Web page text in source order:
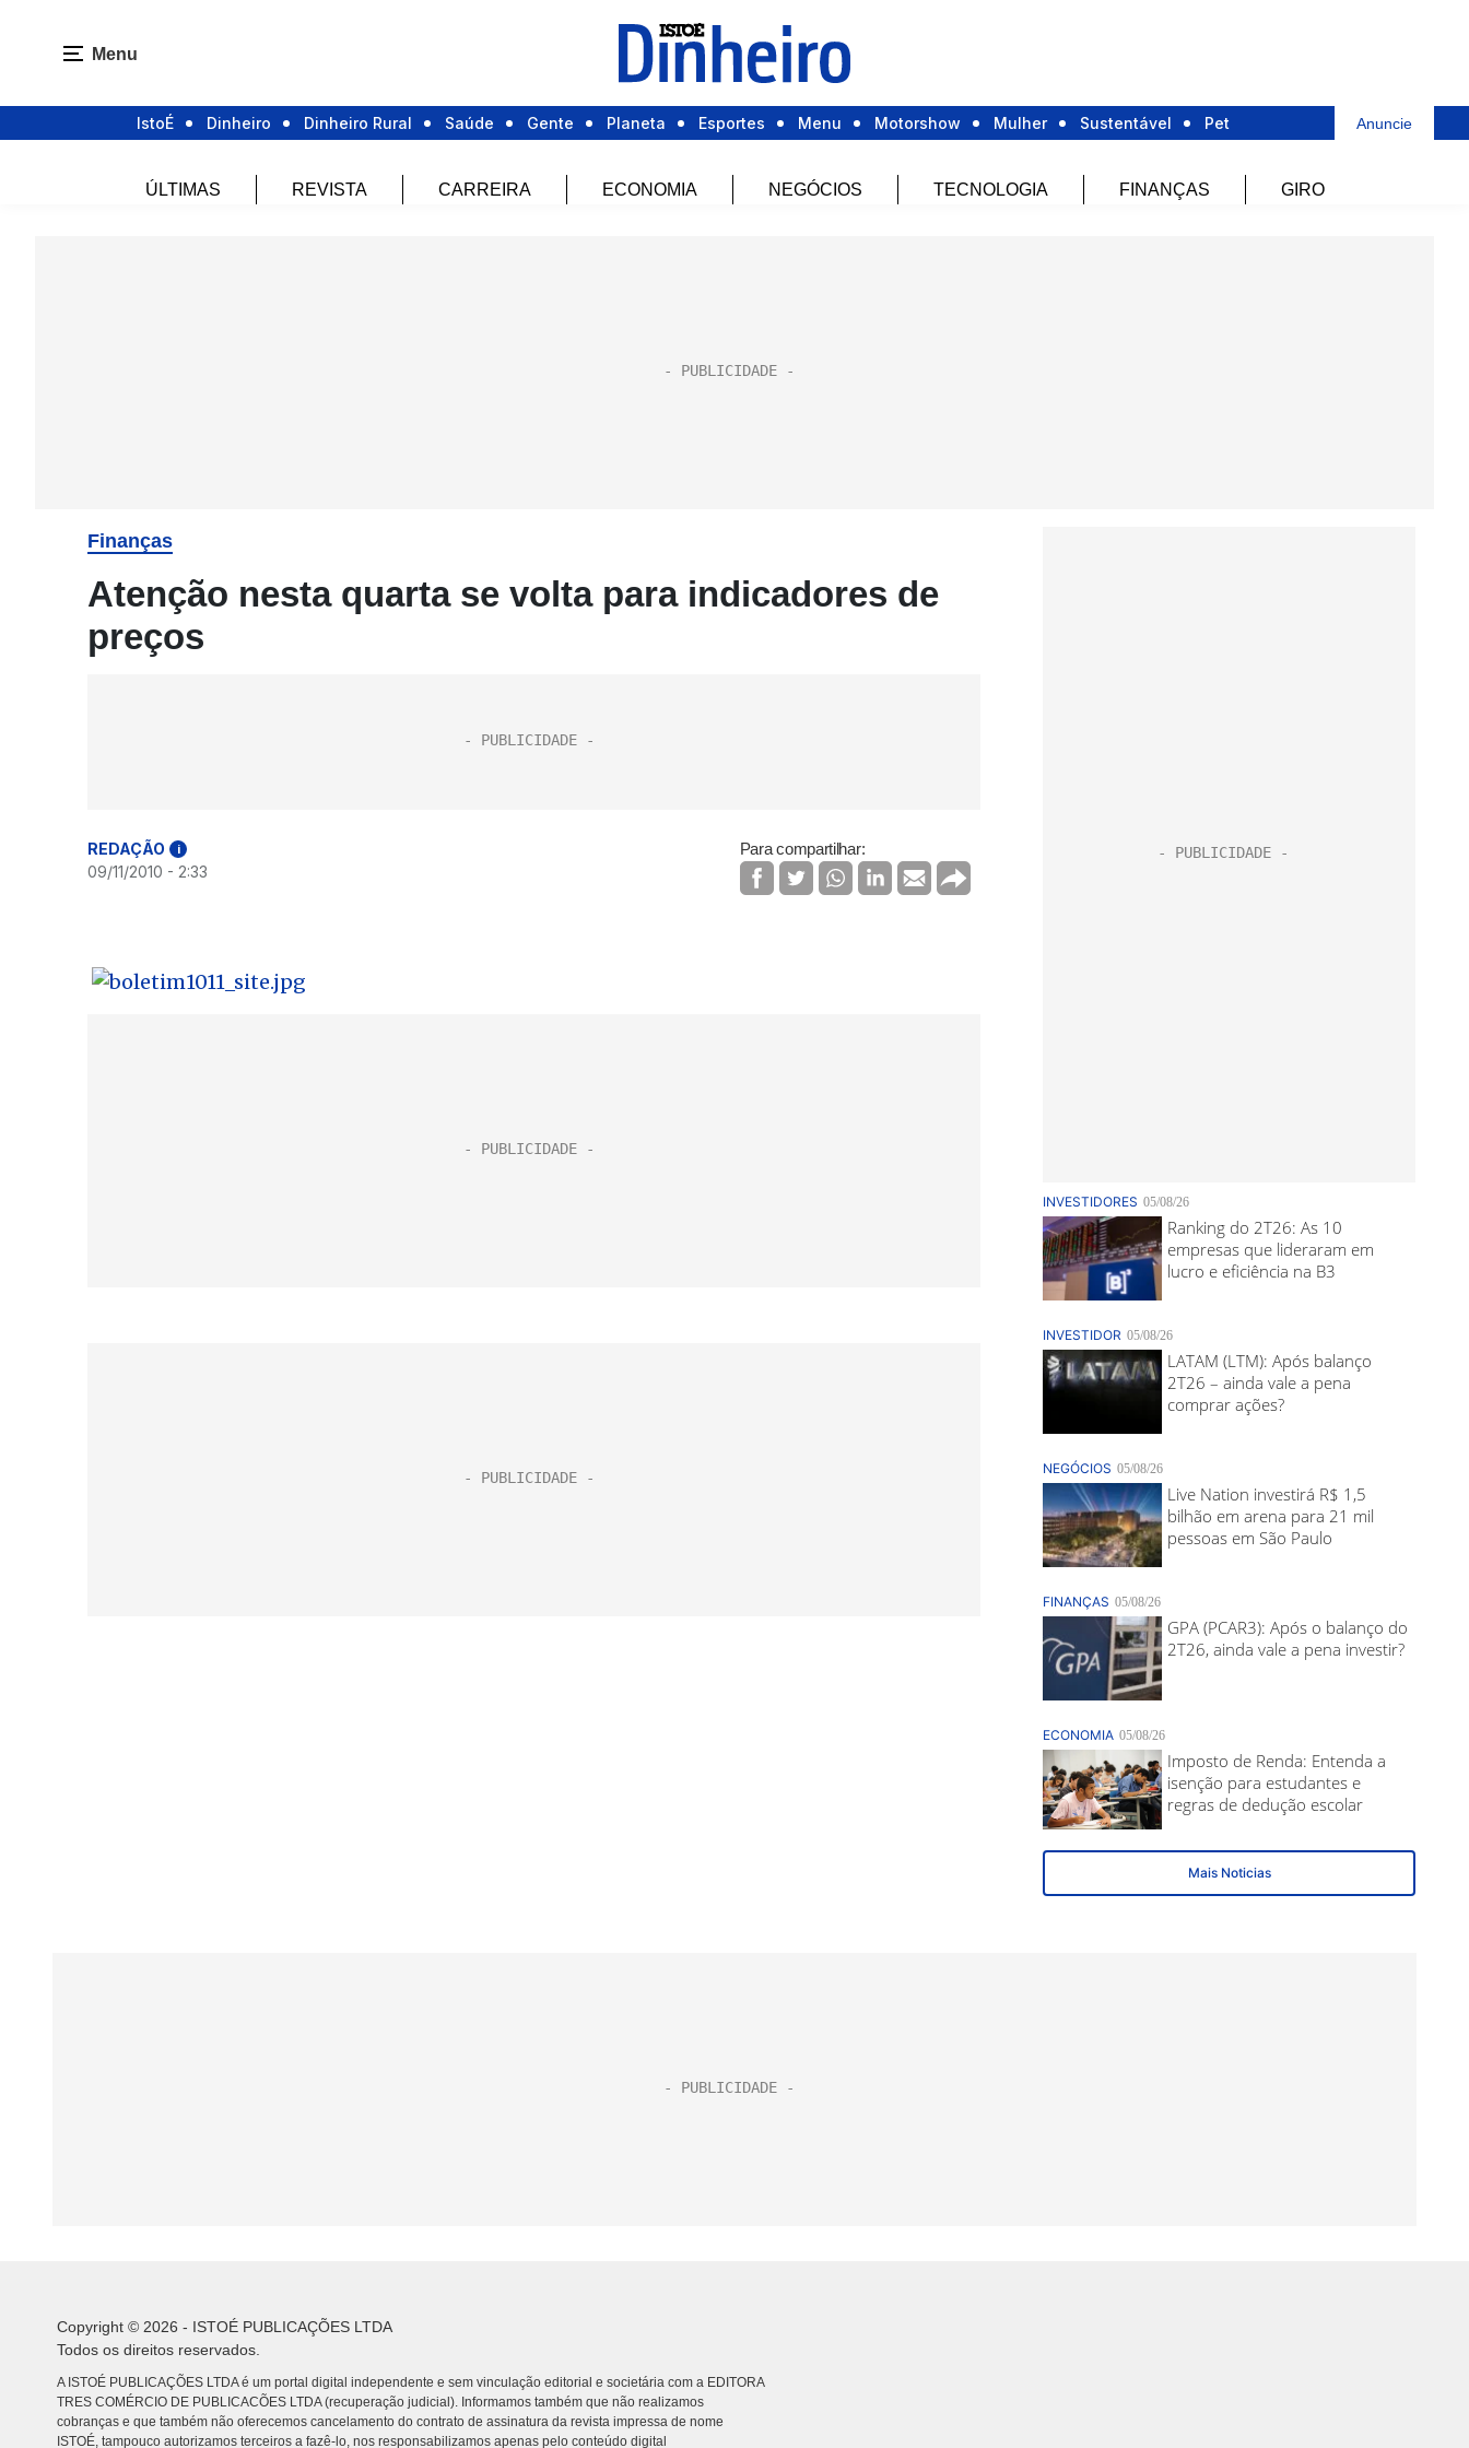
Menu
IstoÉ Dinheiro Dinheiro Rural Saúde Gente Planeta Esportes Menu Motorshow Mulher Sustentável Pet Anuncie
ÚLTIMAS REVISTA CARREIRA ECONOMIA NEGÓCIOS TECNOLOGIA FINANÇAS GIRO
Finanças
Atenção nesta quarta se volta para indicadores de
preços
REDAÇÃO i
09/11/2010 - 2:33
Para compartilhar:
Copyright © 2026 - ISTOÉ PUBLICAÇÕES LTDA
Todos os direitos reservados.
A ISTOÉ PUBLICAÇÕES LTDA é um portal digital independente e sem vinculação editorial e societária com a EDITORA
TRES COMÉRCIO DE PUBLICACÕES LTDA (recuperação judicial). Informamos também que não realizamos
cobranças e que também não oferecemos cancelamento do contrato de assinatura da revista impressa de nome
ISTOÉ, tampouco autorizamos terceiros a fazê-lo, nos responsabilizamos apenas pelo conteúdo digital